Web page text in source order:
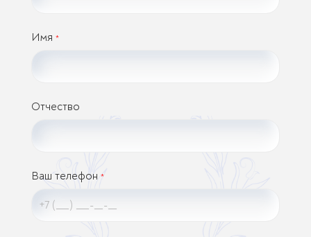
Имя *
Отчество
Ваш телефон *